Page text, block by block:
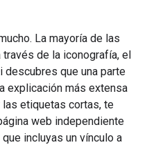
La mayoría de las
de la iconografía, el
que una parte
explicación más extensa
las etiquetas cortas, te
web independiente
incluyas un vínculo a